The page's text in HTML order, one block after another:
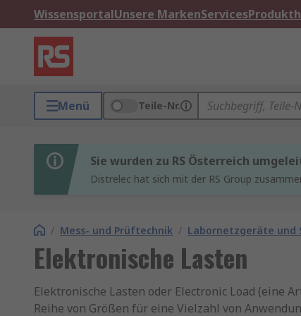
WissensportalUnsere MarkenServices
Menü Teile-Nr.
Sie wurden zu RS Österreich
Distrelec hat sich mit der RS Group
/ Mess- und Prüftechnik / Labornetzgeräte und
Elektronische Lasten
Elektronische Lasten oder Electronic Load (eine
Reihe von Größen für eine Vielzahl von